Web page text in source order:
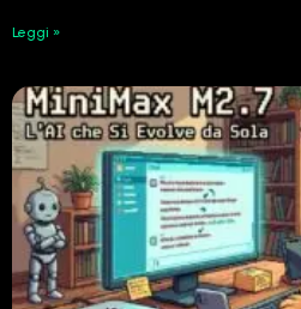
Leggi »